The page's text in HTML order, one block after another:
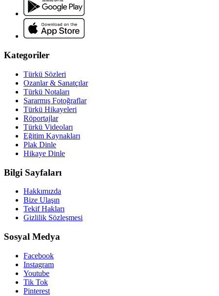
Kategoriler
Türkü Sözleri
Ozanlar & Sanatçılar
Türkü Notaları
Sararmış Fotoğraflar
Türkü Hikayeleri
Röportajlar
Türkü Videoları
Eğitim Kaynakları
Plak Dinle
Hikaye Dinle
Bilgi Sayfaları
Hakkımızda
Bize Ulaşın
Tekif Hakları
Gizlilik Sözleşmesi
Sosyal Medya
Facebook
Instagram
Youtube
Tik Tok
Pinterest